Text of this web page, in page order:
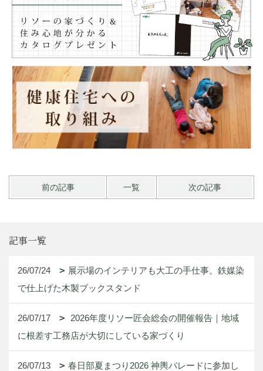
前の記事 一覧 次の記事
記事一覧
26/07/24
展示場のインテリアも大工の手仕事。鉄媒染
で仕上げた木製ブックスタンド
26/07/17
2026年度リソー匠会総会の開催報告｜地域
に根差す工務店が大切にしている家づくり
26/07/13
春日部夏まつり2026 神輿パレードに参加し